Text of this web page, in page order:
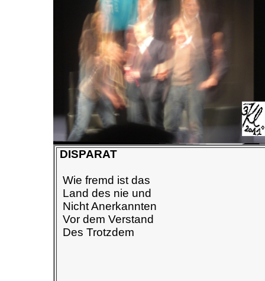
DISPARAT
Wie fremd ist das
Land des nie und
Nicht Anerkannten
Vor dem Verstand
Des Trotzdem